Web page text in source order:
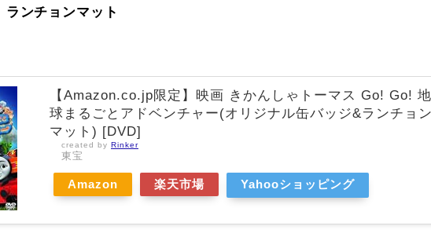
ランチョンマット
【Amazon.co.jp限定】映画 きかんしゃトーマス Go! Go! 地
球まるごとアドベンチャー(オリジナル缶バッジ&ランチョン
マット) [DVD]
created by Rinker
東宝
Amazon 楽天市場 Yahooショッピング